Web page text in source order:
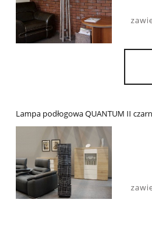
Lampa podłogowa QUANTUM II